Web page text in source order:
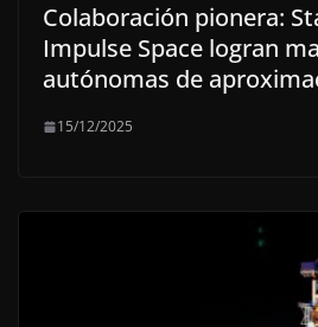
Colaboración pionera:
Impulse Space logran
autónomas de
15/12/2025